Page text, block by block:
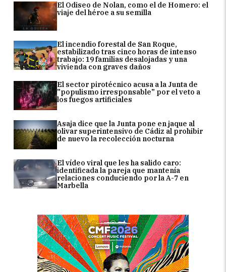
El Odiseo de Nolan, como el de Homero: el
viaje del héroe a su semilla
El incendio forestal de San Roque,
estabilizado tras cinco horas de intenso
trabajo: 19 familias desalojadas y una
vivienda con graves daños
El sector pirotécnico acusa a la Junta de
"populismo irresponsable" por el veto a
los fuegos artificiales
Asaja dice que la Junta pone en jaque al
olivar superintensivo de Cádiz al prohibir
de nuevo la recolección nocturna
El vídeo viral que les ha salido caro:
identificada la pareja que mantenía
relaciones conduciendo por la A-7 en
Marbella